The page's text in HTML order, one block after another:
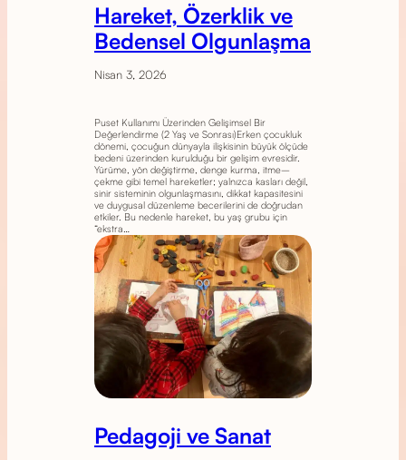
Hareket, Özerklik ve
Bedensel Olgunlaşma
Nisan 3, 2026
Puset Kullanımı Üzerinden Gelişimsel Bir
Değerlendirme (2 Yaş ve Sonrası)Erken çocukluk
dönemi, çocuğun dünyayla ilişkisinin büyük ölçüde
bedeni üzerinden kurulduğu bir gelişim evresidir.
Yürüme, yön değiştirme, denge kurma, itme–
çekme gibi temel hareketler; yalnızca kasları değil,
sinir sisteminin olgunlaşmasını, dikkat kapasitesini
ve duygusal düzenleme becerilerini de doğrudan
etkiler. Bu nedenle hareket, bu yaş grubu için
“ekstra…
Pedagoji ve Sanat